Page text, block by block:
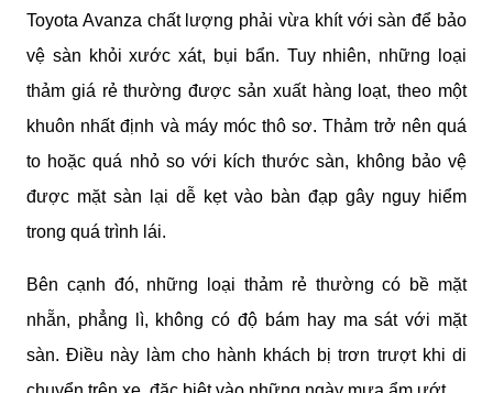
Toyota Avanza chất lượng phải vừa khít với sàn để bảo
vệ sàn khỏi xước xát, bụi bẩn. Tuy nhiên, những loại
thảm giá rẻ thường được sản xuất hàng loạt, theo một
khuôn nhất định và máy móc thô sơ. Thảm trở nên quá
to hoặc quá nhỏ so với kích thước sàn, không bảo vệ
được mặt sàn lại dễ kẹt vào bàn đạp gây nguy hiểm
trong quá trình lái.
Bên cạnh đó, những loại thảm rẻ thường có bề mặt
nhẵn, phẳng lì, không có độ bám hay ma sát với mặt
sàn. Điều này làm cho hành khách bị trơn trượt khi di